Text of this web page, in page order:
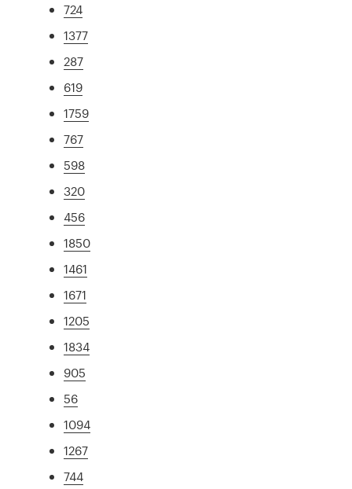
724
1377
287
619
1759
767
598
320
456
1850
1461
1671
1205
1834
905
56
1094
1267
744